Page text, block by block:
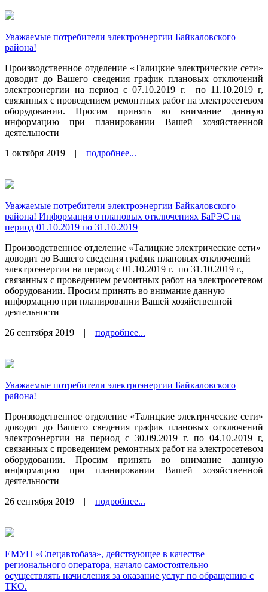
Уважаемые потребители электроэнергии Байкаловского
района!
Производственное отделение «Талицкие электрические сети»
доводит до Вашего сведения график плановых отключений
электроэнергии на период с 07.10.2019 г. по 11.10.2019 г,
связанных с проведением ремонтных работ на электросетевом
оборудовании. Просим принять во внимание данную
информацию при планировании Вашей хозяйственной
деятельности
1 октября 2019 | подробнее...
Уважаемые потребители электроэнергии Байкаловского
района! Информация о плановых отключениях БаРЭС на
период 01.10.2019 по 31.10.2019
Производственное отделение «Талицкие электрические сети»
доводит до Вашего сведения график плановых отключений
электроэнергии на период с 01.10.2019 г. по 31.10.2019 г.,
связанных с проведением ремонтных работ на электросетевом
оборудовании. Просим принять во внимание данную
информацию при планировании Вашей хозяйственной
деятельности
26 сентября 2019 | подробнее...
Уважаемые потребители электроэнергии Байкаловского
района!
Производственное отделение «Талицкие электрические сети»
доводит до Вашего сведения график плановых отключений
электроэнергии на период с 30.09.2019 г. по 04.10.2019 г,
связанных с проведением ремонтных работ на электросетевом
оборудовании. Просим принять во внимание данную
информацию при планировании Вашей хозяйственной
деятельности
26 сентября 2019 | подробнее...
ЕМУП «Спецавтобаза», действующее в качестве
регионального оператора, начало самостоятельно
осуществлять начисления за оказание услуг по обращению с
ТКО.